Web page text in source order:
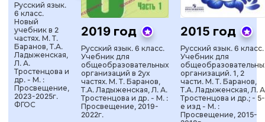
Русский язык.
6 класс.
Новый
учебник в 2
частях. М. Т.
Баранов, Т.А.
Ладыженская,
Л. А.
Тростенцова и
др. - М. :
Просвещение,
2023-2025г.
ФГОС
2019 год
Русский язык. 6 класс.
Учебник для
общеобразовательных
организаций в 2ух
частях. М. Т. Баранов,
Т.А. Ладыженская, Л. А.
Тростенцова и др. - М. :
Просвещение, 2019-
2022г.
2015 год
Русский язык. 6 класс.
Учебник для
организаций. 1, 2
части. М. Т. Баранов,
Т.А. Ладыженская, Л.
Тростенцова и др.; - 5-
е изд - М. :
Просвещение, 2015-